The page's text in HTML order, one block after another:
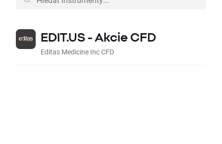
EDIT.US - Akcie CFD
Editas Medicine Inc CFD